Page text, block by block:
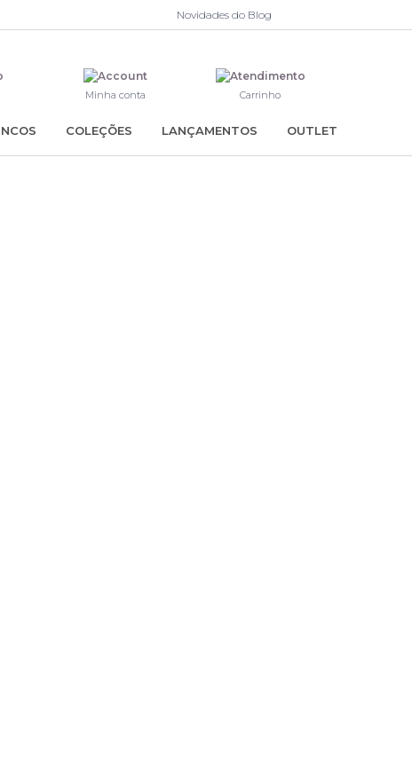
Novidades do Blog
Minha conta Carrinho
COLEÇÕES LANÇAMENTOS OUTLET